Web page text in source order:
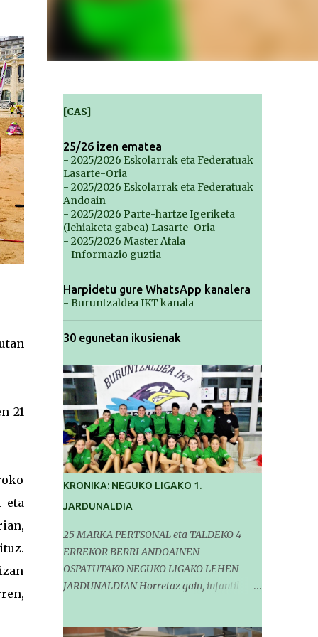
21
eta
[CAS]
25/26 izen ematea
- 2025/2026 Eskolarrak eta Federatuak
Lasarte-Oria
- 2025/2026 Eskolarrak eta Federatuak
Andoain
- 2025/2026 Parte-hartze Igeriketa
(lehiaketa gabea) Lasarte-Oria
- 2025/2026 Master Atala
- Informazio guztia
Harpidetu gure WhatsApp kanalera
- Buruntzaldea IKT kanala
30 egunetan ikusienak
KRONIKA: NEGUKO LIGAKO 1.
JARDUNALDIA
25 MARKA PERTSONAL eta TALDEKO 4
ERREKOR BERRI ANDOAINEN
OSPATUTAKO NEGUKO LIGAKO LEHEN
JARDUNALDIAN Horretaz gain, infantil